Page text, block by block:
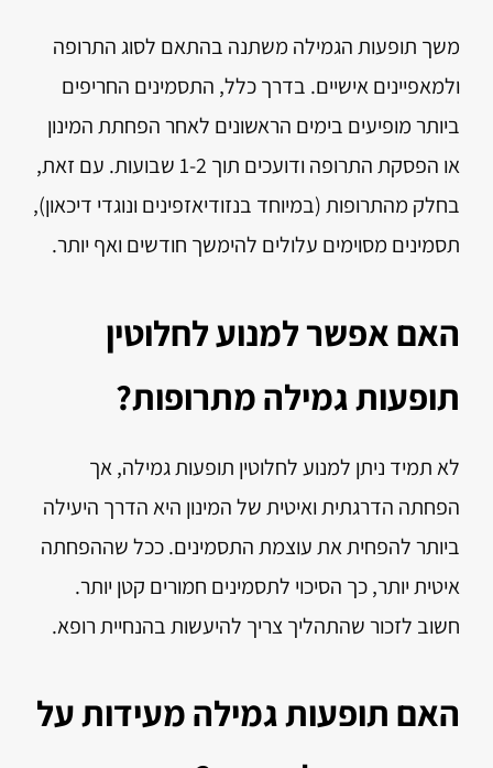
משך תופעות הגמילה משתנה בהתאם לסוג התרופה
ולמאפיינים אישיים. בדרך כלל, התסמינים החריפים
ביותר מופיעים בימים הראשונים לאחר הפחתת המינון
או הפסקת התרופה ודועכים תוך 1-2 שבועות. עם זאת,
בחלק מהתרופות (במיוחד בנזודיאזפינים ונוגדי דיכאון),
תסמינים מסוימים עלולים להימשך חודשים ואף יותר.
האם אפשר למנוע לחלוטין
תופעות גמילה מתרופות?
לא תמיד ניתן למנוע לחלוטין תופעות גמילה, אך
הפחתה הדרגתית ואיטית של המינון היא הדרך היעילה
ביותר להפחית את עוצמת התסמינים. ככל שההפחתה
איטית יותר, כך הסיכוי לתסמינים חמורים קטן יותר.
חשוב לזכור שהתהליך צריך להיעשות בהנחיית רופא.
האם תופעות גמילה מעידות על